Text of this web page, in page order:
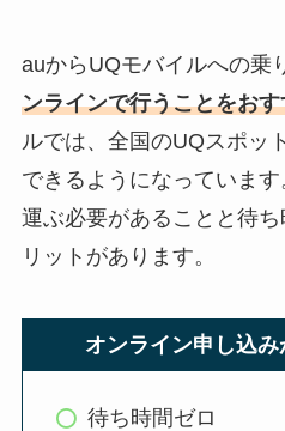
auからUQモバイルへの乗
ンラインで行うことをおす
ルでは、全国のUQスポッ
できるようになっていま
運ぶ必要があることと待
リットがあります。
オンライン申し込
待ち時間ゼロ